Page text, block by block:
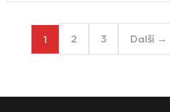
1 2 3 Další →